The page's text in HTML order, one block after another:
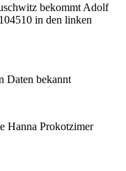
bekommt Adolf
in den linken
Daten bekannt
Hanna Prokotzimer